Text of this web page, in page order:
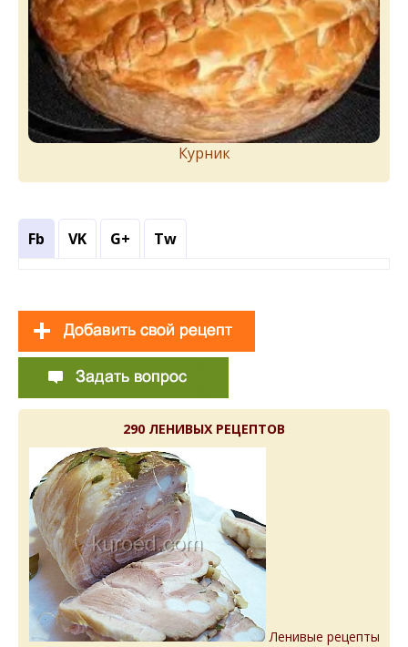
Курник
Fb VK G+ Tw
290 ЛЕНИВЫХ РЕЦЕПТОВ
Ленивые рецепты